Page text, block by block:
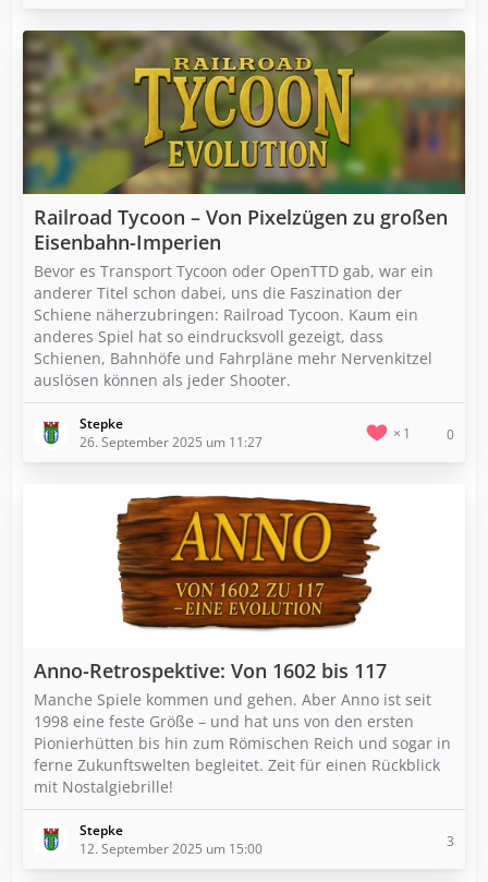
Railroad Tycoon – Von Pixelzügen zu großen
Eisenbahn-Imperien
Bevor es Transport Tycoon oder OpenTTD gab, war ein
anderer Titel schon dabei, uns die Faszination der
Schiene näherzubringen: Railroad Tycoon. Kaum ein
anderes Spiel hat so eindrucksvoll gezeigt, dass
Schienen, Bahnhöfe und Fahrpläne mehr Nervenkitzel
auslösen können als jeder Shooter.
Stepke
26. September 2025 um 11:27
1 0
Anno-Retrospektive: Von 1602 bis 117
Manche Spiele kommen und gehen. Aber Anno ist seit
1998 eine feste Größe – und hat uns von den ersten
Pionierhütten bis hin zum Römischen Reich und sogar in
ferne Zukunftswelten begleitet. Zeit für einen Rückblick
mit Nostalgiebrille!
Stepke
12. September 2025 um 15:00
3